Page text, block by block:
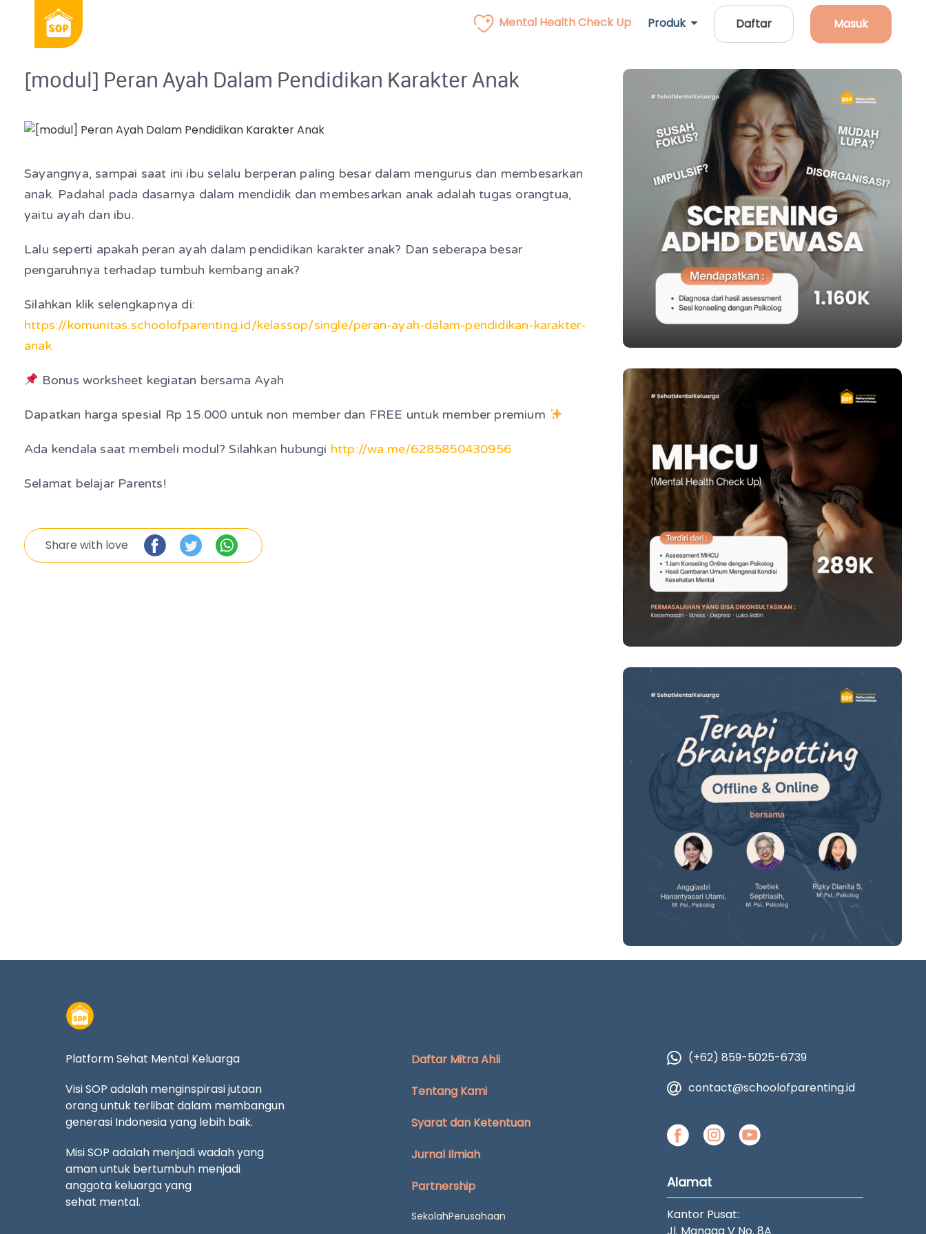
Mental Health Check Up Produk Daftar Masuk
[modul] Peran Ayah Dalam Pendidikan Karakter Anak
Sayangnya, sampai saat ini ibu selalu berperan paling besar dalam mengurus dan membesarkan
anak. Padahal pada dasarnya dalam mendidik dan membesarkan anak adalah tugas orangtua,
yaitu ayah dan ibu.
Lalu seperti apakah peran ayah dalam pendidikan karakter anak? Dan seberapa besar
pengaruhnya terhadap tumbuh kembang anak?
Silahkan klik selengkapnya di:
https://komunitas.schoolofparenting.id/kelassop/single/peran-ayah-dalam-pendidikan-karakter-
anak
Bonus worksheet kegiatan bersama Ayah
Dapatkan harga spesial Rp 15.000 untuk non member dan FREE untuk member premium
Ada kendala saat membeli modul? Silahkan hubungi http://wa.me/6285850430956
Selamat belajar Parents!
Share with love
Platform Sehat Mental Keluarga
Visi SOP adalah menginspirasi jutaan
orang untuk terlibat dalam membangun
generasi Indonesia yang lebih baik.
Misi SOP adalah menjadi wadah yang
aman untuk bertumbuh menjadi
anggota keluarga yang
sehat mental.
Daftar Mitra Ahli
Tentang Kami
Syarat dan Ketentuan
Jurnal Ilmiah
Partnership
SekolahPerusahaan
(+62) 859-5025-6739
contact@schoolofparenting.id
Alamat
Kantor Pusat: